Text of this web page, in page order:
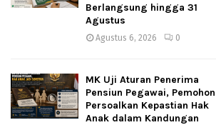
Berlangsung hingga 31
Agustus
Agustus 6, 2026 0
MK Uji Aturan Penerima
Pensiun Pegawai, Pemohon
Persoalkan Kepastian Hak
Anak dalam Kandungan